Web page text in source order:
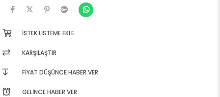
İSTEK LISTEME EKLE
KARŞILAŞTIR
FIYAT DÜŞÜNCE HABER VER
GELINCE HABER VER